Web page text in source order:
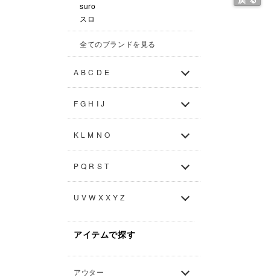
suro
スロ
全てのブランドを見る
A B C D E
F G H I J
K L M N O
P Q R S T
U V W X X Y Z
アイテムで探す
アウター